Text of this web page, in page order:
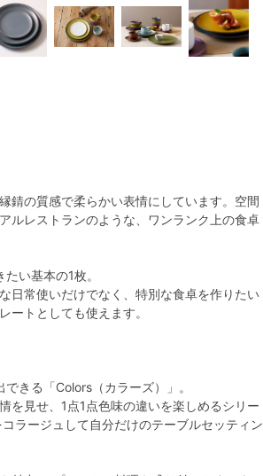
錆の質感で柔らかい表情にしています。空間
ルレストランのような、ワンランク上の食卓
い基本の1枚。
日常使いだけでなく、特別な食卓を作りたい
ートとしても使えます。
きる「Colors（カラーズ）」。
を見せ、1点1点色味の違いを楽しめるシリー
ラージュして自分だけのテーブルセッティン